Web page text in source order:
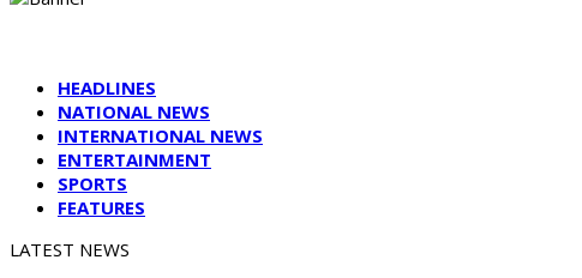
HEADLINES
NATIONAL NEWS
INTERNATIONAL NEWS
ENTERTAINMENT
SPORTS
FEATURES
LATEST NEWS